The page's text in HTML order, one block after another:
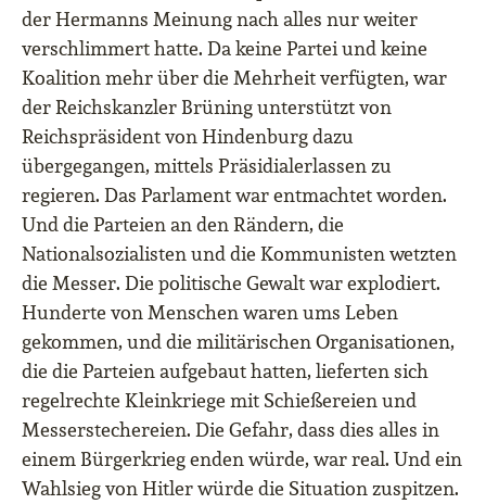
der Hermanns Meinung nach alles nur weiter
verschlimmert hatte. Da keine Partei und keine
Koalition mehr über die Mehrheit verfügten, war
der Reichskanzler Brüning unterstützt von
Reichspräsident von Hindenburg dazu
übergegangen, mittels Präsidialerlassen zu
regieren. Das Parlament war entmachtet worden.
Und die Parteien an den Rändern, die
Nationalsozialisten und die Kommunisten wetzten
die Messer. Die politische Gewalt war explodiert.
Hunderte von Menschen waren ums Leben
gekommen, und die militärischen Organisationen,
die die Parteien aufgebaut hatten, lieferten sich
regelrechte Kleinkriege mit Schießereien und
Messerstechereien. Die Gefahr, dass dies alles in
einem Bürgerkrieg enden würde, war real. Und ein
Wahlsieg von Hitler würde die Situation zuspitzen.